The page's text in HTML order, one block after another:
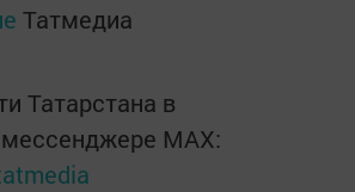
Татмедиа
Татарстана в
MАХ: